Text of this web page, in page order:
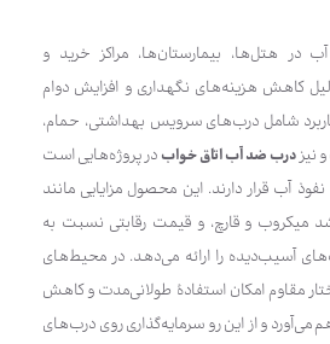
در هتل‌ها، بیمارستان‌ها، مراکز خرید و
کاهش هزینه‌های نگهداری و افزایش دوام
شامل درب‌های سرویس بهداشتی، حمام،
نیزدرب ضد آب اتاق خوابدر پروژه‌هایی است
آب قرار دارند. این محصول مزایایی مانند
و قارچ، و قیمت رقابتی نسبت به
آسیب‌دیده را ارائه می‌دهد. در محیط‌های
مقاوم امکان استفادهٔ طولانی‌مدت و کاهش
می‌آورد و از این رو سرمایه‌گذاری روی درب‌های